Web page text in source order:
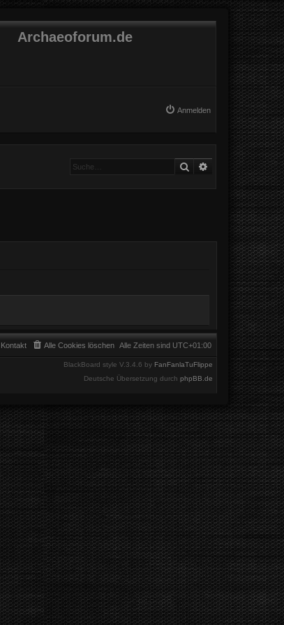
Archaeoforum.de
Anmelden
Suche Erweiterte Suche
Alle Zeiten sind UTC+01:00
Alle Cookies löschen
Kontakt
BlackBoard style V.3.4.6 by FanFanlaTuFlippe
Deutsche Übersetzung durch phpBB.de